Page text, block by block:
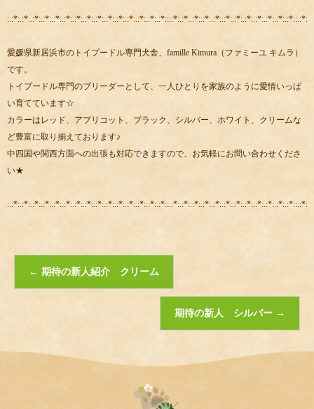
:.:*:.:*:.:*:.:*:.:*:.:*:.:*:.:*:.:*:.:*:.:*:.:*:.:*:.:*:.:*::.:*:.:*:.:*:.:*:.:*:.:*:.:*:.:*:.:*:.:*:.:*:.:*::.:*:.:
愛媛県新居浜市のトイプードル専門犬舎、famille Kimura（ファミーユ キムラ）
です。
トイプードル専門のブリーダーとして、一人ひとりを家族のように愛情いっぱ
い育てています☆
カラーはレッド、アプリコット、ブラック、シルバー、ホワイト、クリームな
ど豊富に取り揃えております♪
中四国や関西方面への出張も対応できますので、お気軽にお問い合わせくださ
い★
:.:*:.:*:.:*:.:*:.:*:.:*:.:*:.:*:.:*:.:*:.:*:.:*:.:*:.:*:.:*::.:*:.:*:.:*:.:*:.:*:.:*:.:*:.:*:.:*:.:*:.:*:.:*::.:*:.:
← 期待の新人紹介 クリーム
期待の新人 シルバー →